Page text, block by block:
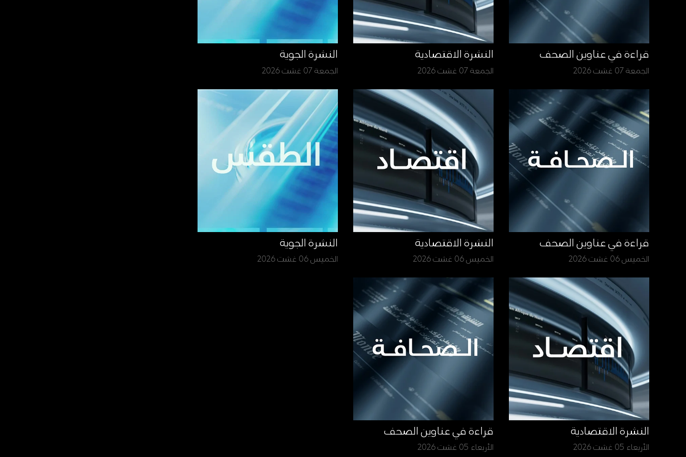
قراءة في عناوين الصحف
الجمعة 07 غشت 2026
النشرة الاقتصادية
الجمعة 07 غشت 2026
النشرة الجوية
الجمعة 07 غشت 2026
قراءة في عناوين الصحف
الخميس 06 غشت 2026
النشرة الاقتصادية
الخميس 06 غشت 2026
النشرة الجوية
الخميس 06 غشت 2026
النشرة الاقتصادية
الأربعاء 05 غشت 2026
قراءة في عناوين الصحف
الأربعاء 05 غشت 2026